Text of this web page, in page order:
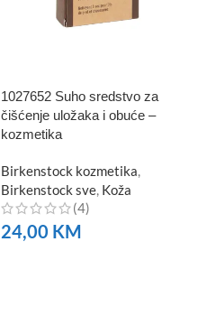
1027652 Suho sredstvo za
čišćenje uložaka i obuće –
kozmetika
Birkenstock kozmetika,
Birkenstock sve, Koža
(4)
24,00 KM